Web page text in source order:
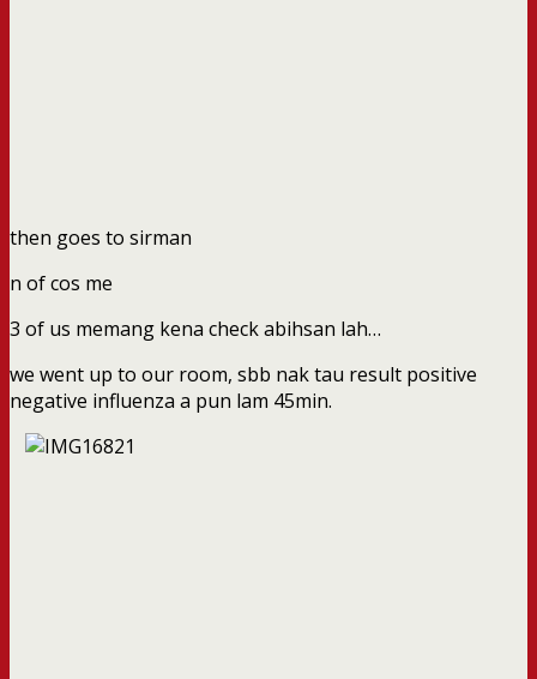
then goes to sirman
n of cos me
3 of us memang kena check abihsan lah…
we went up to our room, sbb nak tau result positive
negative influenza a pun lam 45min.